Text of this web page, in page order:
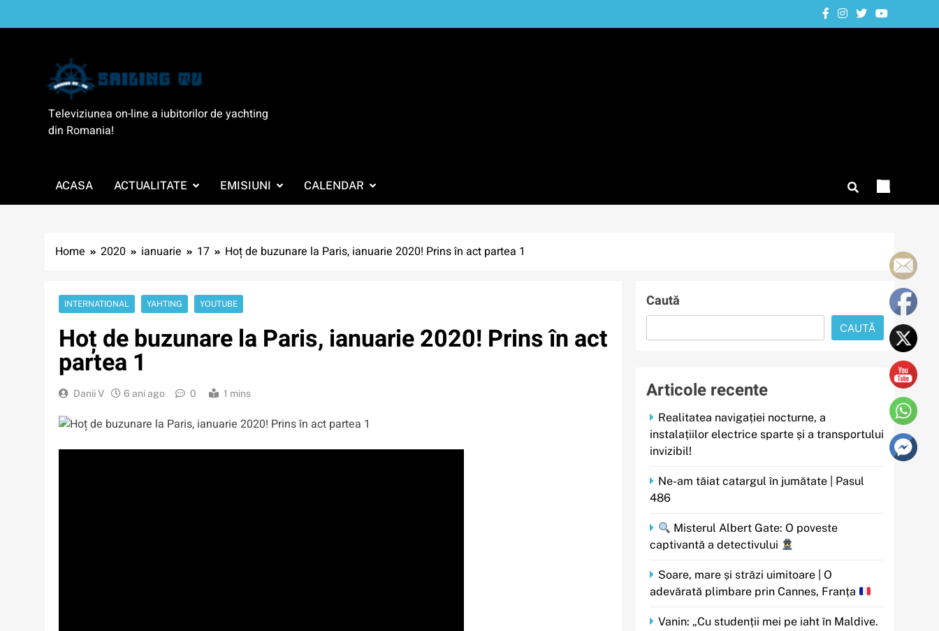
to
SailingTV
Televiziunea on-line a iubitorilor de yachting
din Romania!
ACASA ACTUALITATE EMISIUNI CALENDAR
Home 2020 ianuarie 17 Hoț de buzunare la Paris, ianuarie 2020! Prins în act partea 1
INTERNATIONAL YAHTING YOUTUBE
Hoț de buzunare la Paris, ianuarie 2020! Prins în act
partea 1
Danii V 6 ani ago 0 1 mins
Caută
CAUTĂ
Articole recente
Realitatea navigației nocturne, a
instalațiilor electrice sparte și a transportului
invizibil!
Ne-am tăiat catargul în jumătate | Pasul
486
Misterul Albert Gate: O poveste
captivantă a detectivului
Soare, mare și străzi uimitoare | O
adevărată plimbare prin Cannes, Franța
Vanin: „Cu studenții mei pe iaht în Maldive.